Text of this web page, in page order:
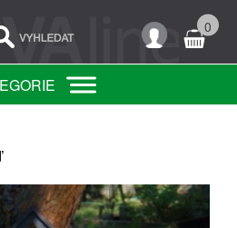
0